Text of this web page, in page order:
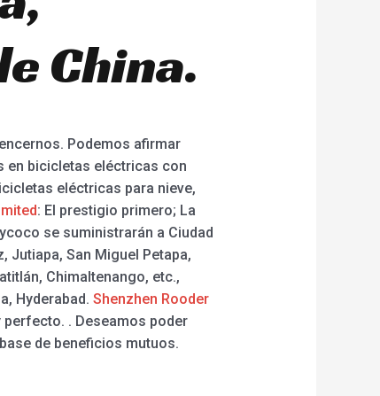
China.
Podemos afirmar
en bicicletas eléctricas con
eléctricas para nieve,
: El prestigio primero; La
se suministrarán a Ciudad
Jutiapa, San Miguel Petapa,
Chimaltenango, etc.,
Hyderabad. Shenzhen Rooder
. Deseamos poder
de beneficios mutuos.